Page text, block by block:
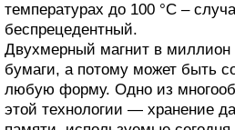
температурах до 100 °C –
беспрецедентный.
Двухмерный магнит в миллион
бумаги, а потому может быть
любую форму. Одно из
этой технологии — хранение